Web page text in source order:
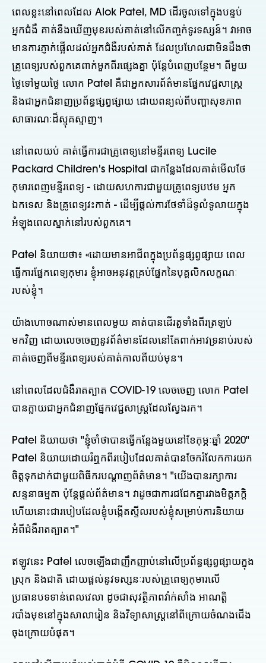
ពេលខ្លះនៅពេលដែល Alok Patel, MD ដើរចូលទៅក្នុងបន្ទប់
អ្នកជំងឺ គាត់នឹងឃើញមុខរបស់គាត់នៅលើកញ្ចក់ទូរទស្សន៍។ វាអាច
មានការភ្ញាក់ផ្អើលដល់អ្នកជំងឺរបស់គាត់ ដែលប្រហែលជាមិនដឹងថា
គ្រូពេទ្យរបស់ពួកគេពាក់មួកពីរផ្សេងគ្នា ប៉ុន្តែបំពេញបន្ថែម។ ពីមួយ
ថ្ងៃទៅមួយថ្ងៃ លោក Patel គឺជាអ្នកសារព័ត៌មានផ្នែកវេជ្ជសាស្រ្ត
និងជាអ្នកជំនាញប្រព័ន្ធផ្សព្វផ្សាយ ដោយពន្យល់ពីបញ្ហាសុខភាព
សាធារណៈដ៏ស្មុគស្មាញ។
នៅពេលយប់ គាត់ធ្វើការជាគ្រូពេទ្យនៅមន្ទីរពេទ្យ Lucile
Packard Children's Hospital ជាកន្លែងដែលគាត់មើលថែ
កុមារពេញមន្ទីរពេទ្យ - ដោយសហការជាមួយគ្រូពេទ្យបឋម អ្នក
ឯកទេស និងគ្រូពេទ្យវះកាត់ - ដើម្បីផ្តល់ការថែទាំដ៏ទូលំទូលាយក្នុង
អំឡុងពេលស្នាក់នៅរបស់ពួកគេ។
Patel និយាយ​ថា​៖ «​ដោយ​មាន​អាជីព​ក្នុង​ប្រព័ន្ធ​ផ្សព្វផ្សាយ ពេល​
ធ្វើ​ការ​ផ្នែក​ពេទ្យ​កុមារ ខ្ញុំ​អាច​អនុវត្ត​គ្រប់​ផ្នែក​នៃ​បុគ្គលិក​លក្ខណៈ​
របស់​ខ្ញុំ​។
យ៉ាងហោចណាស់មានពេលមួយ គាត់បានដើរតួទាំងពីរត្រឡប់
មកវិញ ដោយលេចចេញនូវព័ត៌មានដែលនៅតែពាក់អាវទ្រនាប់របស់
គាត់ចេញពីមន្ទីរពេទ្យរបស់គាត់កាលពីយប់មុន។
នៅពេលដែលជំងឺរាតត្បាត COVID-19 លេចចេញ លោក Patel
បានក្លាយជាអ្នកជំនាញផ្នែកវេជ្ជសាស្ត្រដែលស្វែងរក។
Patel និយាយថា "ខ្ញុំចាំថាបានធ្វើកន្លែងមួយនៅខែកុម្ភៈឆ្នាំ 2020"
Patel និយាយដោយរំឮកពីរបៀបដែលគាត់បានចែករំលែកការយក
ចិត្តទុកដាក់ជាមួយពិធីករបណ្តាញព័ត៌មាន។ "យើងបានរក្សាការ
សន្ទនាធម្មតា ប៉ុន្តែផ្តល់ព័ត៌មាន។ វាដូចជាការជជែកគ្នារវាងមិត្តភក្តិ
ហើយនោះជារបៀបដែលខ្ញុំបង្កើតស្ទីលរបស់ខ្ញុំសម្រាប់ការនិយាយ
អំពីជំងឺរាតត្បាត។"
ឥឡូវនេះ Patel លេចឡើងជាញឹកញាប់នៅលើប្រព័ន្ធផ្សព្វផ្សាយក្នុង
ស្រុក និងជាតិ ដោយផ្តល់នូវទស្សនៈរបស់គ្រូពេទ្យកុមារលើ
ប្រធានបទទាន់ពេលវេលា ដូចជាសុវត្ថិភាពវ៉ាក់សាំង អាណត្តិ
របាំងមុខនៅក្នុងសាលារៀន និងវិទ្យាសាស្រ្តនៅពីក្រោយចំណងជើង
ចុងក្រោយបំផុត។